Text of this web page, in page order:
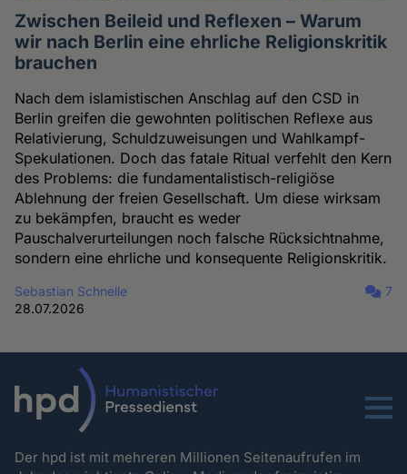
Zwischen Beileid und Reflexen – Warum
wir nach Berlin eine ehrliche Religionskritik
brauchen
Nach dem islamistischen Anschlag auf den CSD in
Berlin greifen die gewohnten politischen Reflexe aus
Relativierung, Schuldzuweisungen und Wahlkampf-
Spekulationen. Doch das fatale Ritual verfehlt den Kern
des Problems: die fundamentalistisch-religiöse
Ablehnung der freien Gesellschaft. Um diese wirksam
zu bekämpfen, braucht es weder
Pauschalverurteilungen noch falsche Rücksichtnahme,
sondern eine ehrliche und konsequente Religionskritik.
Sebastian Schnelle
28.07.2026
7
Menu
Der hpd ist mit mehreren Millionen Seitenaufrufen im